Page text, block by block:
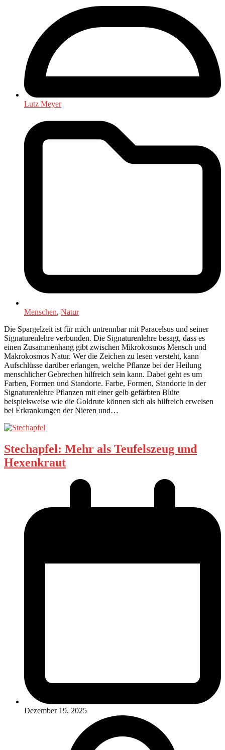
Lutz Meyer
Menschen, Natur
Die Spargelzeit ist für mich untrennbar mit Paracelsus und seiner
Signaturenlehre verbunden. Die Signaturenlehre besagt, dass es
einen Zusammenhang gibt zwischen Mikrokosmos Mensch und
Makrokosmos Natur. Wer die Zeichen zu lesen versteht, kann
Aufschlüsse darüber erlangen, welche Pflanze bei der Heilung
menschlicher Gebrechen hilfreich sein kann. Dabei geht es um
Farben, Formen und Standorte. Farbe, Formen, Standorte in der
Signaturenlehre Pflanzen mit einer gelb gefärbten Blüte
beispielsweise wie die Goldrute können sich als hilfreich erweisen
bei Erkrankungen der Nieren und…
Stechapfel: Mehr als Teufelszeug und
Hexenkraut
Dezember 19, 2025